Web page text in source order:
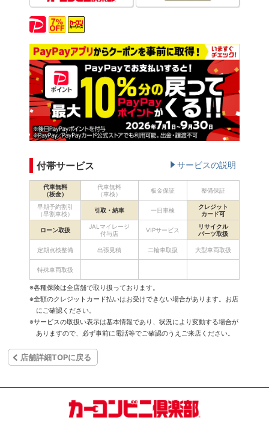
付帯サービス サービスの説明
代車無料
（板金）
代車無料
（車検）
板金保証 整備保証
早期予約割引
（早割車検）
引取・納車 一日車検
クレジット
カード可
ローン取扱
JALマイレージ
付与店
VIPサービス
リサイクル
パーツ取扱
定期点検整備 出張見積 二輪車取扱 大型車両取扱
特殊車両取扱
※各種保険は全店舗で取り扱っております。
※全額のクレジットカード払いはお受けできない場合があります。お店
にご確認ください。
※サービスの取扱い表示は基本情報であり、状況により変動する場合が
ありますので、必ず事前に電話等でご確認のうえご来店ください。
店舗詳細TOPに戻る